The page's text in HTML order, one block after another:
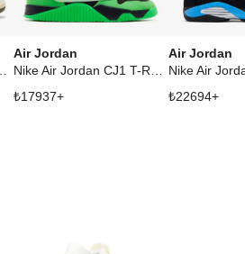
Air Jordan
₺17937+
Air Jordan
₺22694+